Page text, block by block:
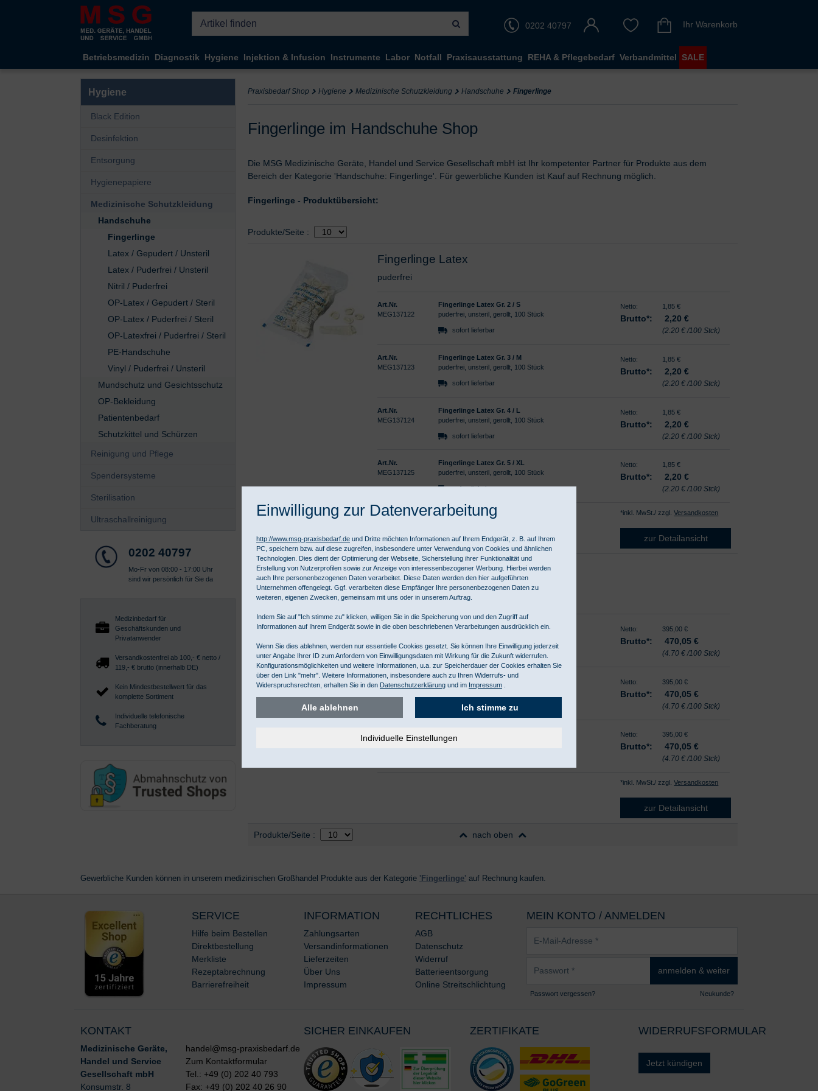
Kompletten Head der Seite überspringen
0202 40797
Ihr Warenkorb
Betriebsmedizin Diagnostik Hygiene Injektion & Infusion Instrumente Labor Notfall Praxisausstattung REHA & Pflegebedarf Verbandmittel SALE
Hygiene
Black Edition
Desinfektion
Entsorgung
Hygienepapiere
Medizinische Schutzkleidung
Handschuhe
Fingerlinge
Latex / Gepudert / Unsteril
Latex / Puderfrei / Unsteril
Nitril / Puderfrei
OP-Latex / Gepudert / Steril
OP-Latex / Puderfrei / Steril
OP-Latexfrei / Puderfrei / Steril
PE-Handschuhe
Vinyl / Puderfrei / Unsteril
Mundschutz und Gesichtsschutz
OP-Bekleidung
Patientenbedarf
Schutzkittel und Schürzen
Reinigung und Pflege
Spendersysteme
Sterilisation
Ultraschallreinigung
0202 40797
Mo-Fr von 08:00 - 17:00 Uhr
sind wir persönlich für Sie da
Medizinbedarf für
Geschäftskunden und
Privatanwender
Versandkostenfrei ab 100,- € netto /
119,- € brutto (innerhalb DE)
Kein Mindestbestellwert für das
komplette Sortiment
Individuelle telefonische
Fachberatung
Praxisbedarf Shop Hygiene Medizinische Schutzkleidung Handschuhe Fingerlinge
Fingerlinge im Handschuhe Shop
Die MSG Medizinische Geräte, Handel und Service Gesellschaft mbH ist Ihr kompetenter Partner für Produkte aus dem
Bereich der Kategorie 'Handschuhe: Fingerlinge'. Für gewerbliche Kunden ist Kauf auf Rechnung möglich.
Fingerlinge - Produktübersicht:
Auswahl
Produkte/Seite vor Produktliste
:
Fingerlinge Latex
puderfrei
Art.Nr.
MEG137122
Fingerlinge Latex Gr. 2 / S
puderfrei, unsteril, gerollt, 100 Stück
sofort lieferbar
Netto: 1,85 €
Brutto*: 2,20 €
(2.20 € /100 Stck)
Art.Nr.
MEG137123
Fingerlinge Latex Gr. 3 / M
puderfrei, unsteril, gerollt, 100 Stück
sofort lieferbar
Netto: 1,85 €
Brutto*: 2,20 €
(2.20 € /100 Stck)
Art.Nr.
MEG137124
Fingerlinge Latex Gr. 4 / L
puderfrei, unsteril, gerollt, 100 Stück
sofort lieferbar
Netto: 1,85 €
Brutto*: 2,20 €
(2.20 € /100 Stck)
Art.Nr.
MEG137125
Fingerlinge Latex Gr. 5 / XL
puderfrei, unsteril, gerollt, 100 Stück
sofort lieferbar
Netto: 1,85 €
Brutto*: 2,20 €
(2.20 € /100 Stck)
*inkl. MwSt./ zzgl.Versandkosten
zur Detailansicht
Fingerlinge Nitril puderfrei
glatt, gerollt, sehr elastisch,
Länge 7 cm
Art.Nr.
Fingerlinge Nitril puderfrei Größe S
Lieferzeit ca.3-9 Tage
Netto: 395,00 €
Brutto*: 470,05 €
(4.70 € /100 Stck)
Art.Nr.
FM26155
Fingerlinge Nitril puderfrei Größe M
gerollt, weiß, 150 x 100 Stück
Lieferzeit ca.3-9 Tage
Netto: 395,00 €
Brutto*: 470,05 €
(4.70 € /100 Stck)
FM26115
gerollt, weiß, 150 x 100 Stück
Netto: 395,00 €
Brutto*: 470,05 €
(4.70 € /100 Stck)
*inkl. MwSt./ zzgl.Versandkosten
zur Detailansicht
Auswahl
Produkte/Seite nach Produktliste
: nach oben
Gewerbliche Kunden können in unserem medizinischen Großhandel Produkte aus der Kategorie 'Fingerlinge' auf Rechnung kaufen.
SERVICE
Hilfe beim Bestellen
Direktbestellung
Merkliste
Rezeptabrechnung
Barrierefreiheit
INFORMATION
Zahlungsarten
Versandinformationen
Lieferzeiten
Über Uns
Impressum
RECHTLICHES
AGB
Datenschutz
Widerruf
Batterieentsorgung
Online Streitschlichtung
MEIN KONTO / ANMELDEN
Mail-
anmelden & weiter
Passwort vergessen? Neukunde?
KONTAKT
Medizinische Geräte,
Handel und Service
Gesellschaft mbH
Konsumstr. 8
handel@msg-praxisbedarf.de
Zum Kontaktformular
Tel.: +49 (0) 202 40 793
Fax: +49 (0) 202 40 26 90
SICHER EINKAUFEN ZERTIFIKATE WIDERRUFSFORMULAR
Jetzt kündigen
Einwilligung zur Datenverarbeitung
http://www.msg-praxisbedarf.de und Dritte möchten Informationen auf Ihrem Endgerät, z. B. auf Ihrem
PC, speichern bzw. auf diese zugreifen, insbesondere unter Verwendung von Cookies und ähnlichen
Technologien. Dies dient der Optimierung der Webseite, Sicherstellung ihrer Funktionalität und
Erstellung von Nutzerprofilen sowie zur Anzeige von interessenbezogener Werbung. Hierbei werden
auch Ihre personenbezogenen Daten verarbeitet. Diese Daten werden den hier aufgeführten
Unternehmen offengelegt. Ggf. verarbeiten diese Empfänger Ihre personenbezogenen Daten zu
weiteren, eigenen Zwecken, gemeinsam mit uns oder in unserem Auftrag.
Indem Sie auf "Ich stimme zu" klicken, willigen Sie in die Speicherung von und den Zugriff auf
Informationen auf Ihrem Endgerät sowie in die oben beschriebenen Verarbeitungen ausdrücklich ein.
Wenn Sie dies ablehnen, werden nur essentielle Cookies gesetzt. Sie können Ihre Einwilligung jederzeit
unter Angabe Ihrer ID zum Anfordern von Einwilligungsdaten mit Wirkung für die Zukunft widerrufen.
Konfigurationsmöglichkeiten und weitere Informationen, u.a. zur Speicherdauer der Cookies erhalten Sie
über den Link "mehr". Weitere Informationen, insbesondere auch zu Ihren Widerrufs- und
Widerspruchsrechten, erhalten Sie in den Datenschutzerklärung und im Impressum
Ich stimme zu
Alle ablehnen